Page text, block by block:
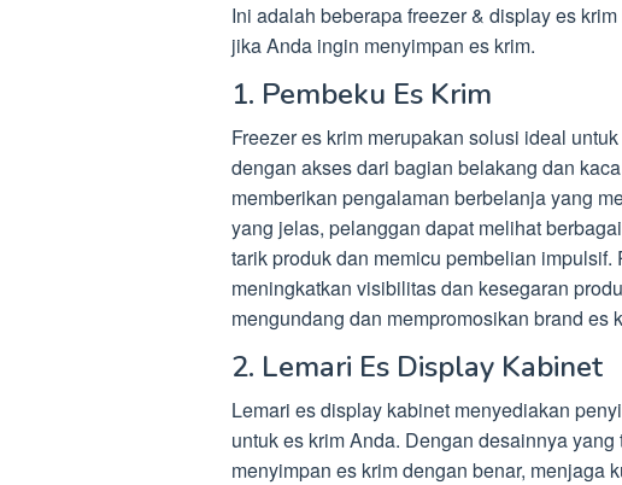
Ini adalah beberapa freezer & display es
jika Anda ingin menyimpan es krim.
1. Pembeku Es Krim
Freezer es krim merupakan solusi ideal
dengan akses dari bagian belakang dan
memberikan pengalaman berbelanja yang
yang jelas, pelanggan dapat melihat
tarik produk dan memicu pembelian
meningkatkan visibilitas dan kesegaran
mengundang dan mempromosikan brand es
2. Lemari Es Display Kabinet
Lemari es display kabinet menyediakan
untuk es krim Anda. Dengan desainnya
menyimpan es krim dengan benar, menjaga